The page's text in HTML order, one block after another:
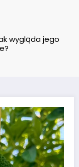
wygląda jego